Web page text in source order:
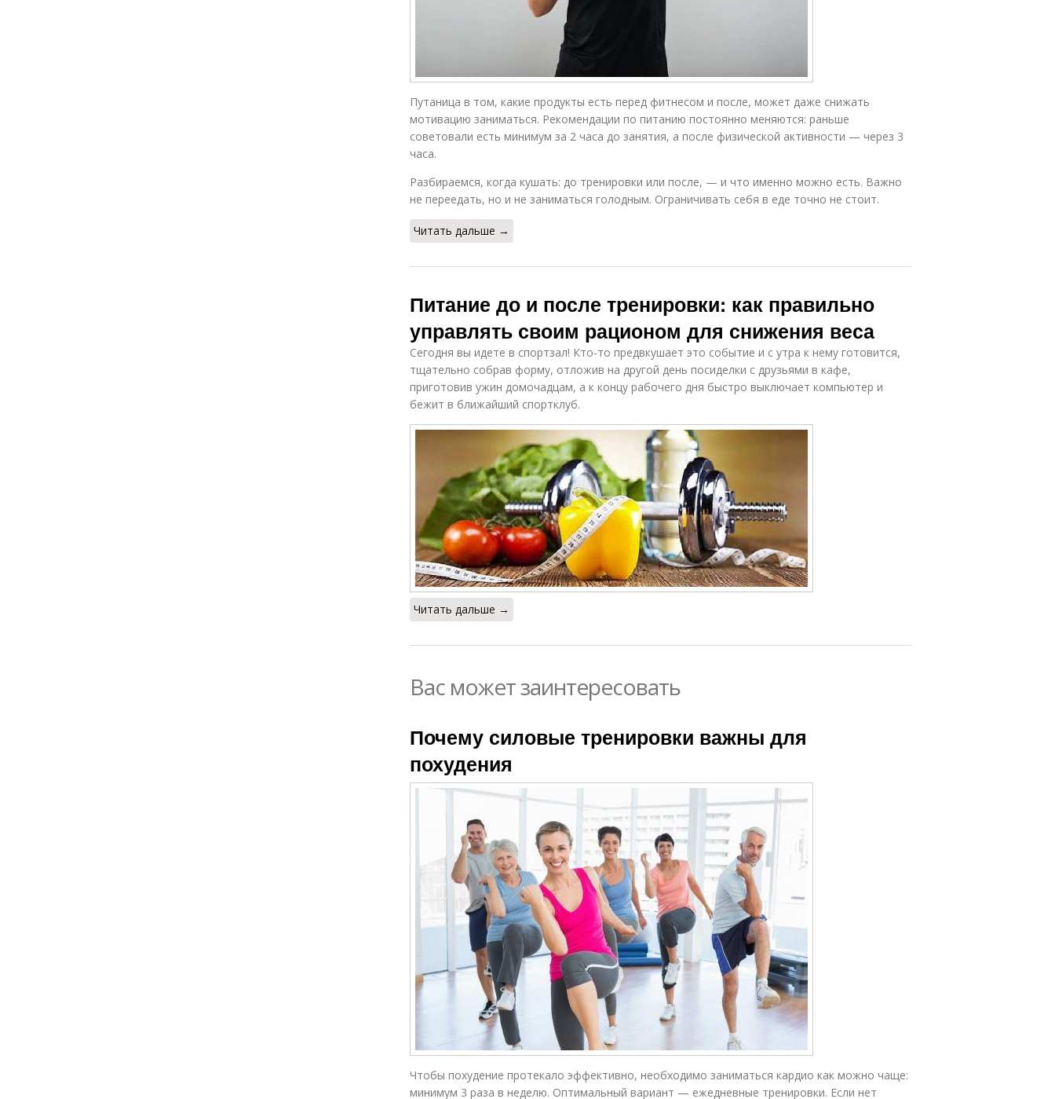
Путаница в том, какие продукты есть перед фитнесом и после, может даже снижать
мотивацию заниматься. Рекомендации по питанию постоянно меняются: раньше
советовали есть минимум за 2 часа до занятия, а после физической активности — через 3
часа.
Разбираемся, когда кушать: до тренировки или после, — и что именно можно есть. Важно
не переедать, но и не заниматься голодным. Ограничивать себя в еде точно не стоит.
Читать дальше →
Питание до и после тренировки: как правильно
управлять своим рационом для снижения веса
Сегодня вы идете в спортзал! Кто-то предвкушает это событие и с утра к нему готовится,
тщательно собрав форму, отложив на другой день посиделки с друзьями в кафе,
приготовив ужин домочадцам, а к концу рабочего дня быстро выключает компьютер и
бежит в ближайший спортклуб.
Читать дальше →
Вас может заинтересовать
Почему силовые тренировки важны для
похудения
Чтобы похудение протекало эффективно, необходимо заниматься кардио как можно чаще:
минимум 3 раза в неделю. Оптимальный вариант — ежедневные тренировки. Если нет